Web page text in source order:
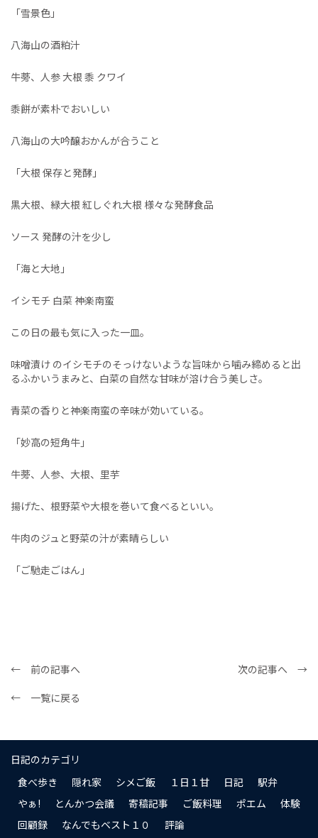
「雪景色」
八海山の酒粕汁
牛蒡、人参 大根 黍 クワイ
黍餅が素朴でおいしい
八海山の大吟醸おかんが合うこと
「大根 保存と発酵」
黒大根、緑大根 紅しぐれ大根 様々な発酵食品
ソース 発酵の汁を少し
「海と大地」
イシモチ 白菜 神楽南蛮
この日の最も気に入った一皿。
味噌漬け のイシモチのそっけないような旨味から噛み締めると出
るふかいうまみと、白菜の自然な甘味が溶け合う美しさ。
青菜の香りと神楽南蛮の辛味が効いている。
「妙高の短角牛」
牛蒡、人参、大根、里芋
揚げた、根野菜や大根を巻いて食べるといい。
牛肉のジュと野菜の汁が素晴らしい
「ご馳走ごはん」
← 前の記事へ
次の記事へ →
← 一覧に戻る
日記のカテゴリ
食べ歩き
隠れ家 シメご飯 １日１甘 日記
駅弁
やぁ!
とんかつ会議 寄稿記事 ご飯料理 ポエム
体験
回顧録
なんでもベスト１０ 評論